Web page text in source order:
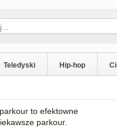
Teledyski Hip-hop
to efektowne
parkour.